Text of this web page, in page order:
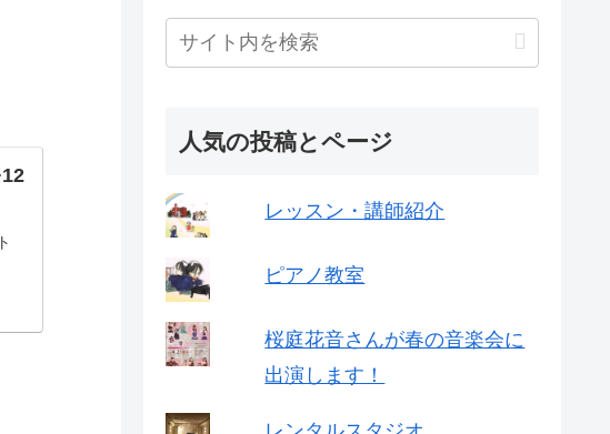
人気の投稿とページ
レッスン・講師紹介
ピアノ教室
桜庭花音さんが春の音楽会に
出演します！